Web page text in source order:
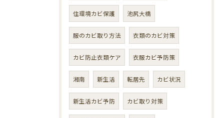
住環境カビ保護 池尻大橋
服のカビ取り方法 衣類のカビ対策
カビ防止衣類ケア 衣服カビ予防策
湘南 新生活 転居先 カビ状況
新生活カビ予防 カビ取り対策